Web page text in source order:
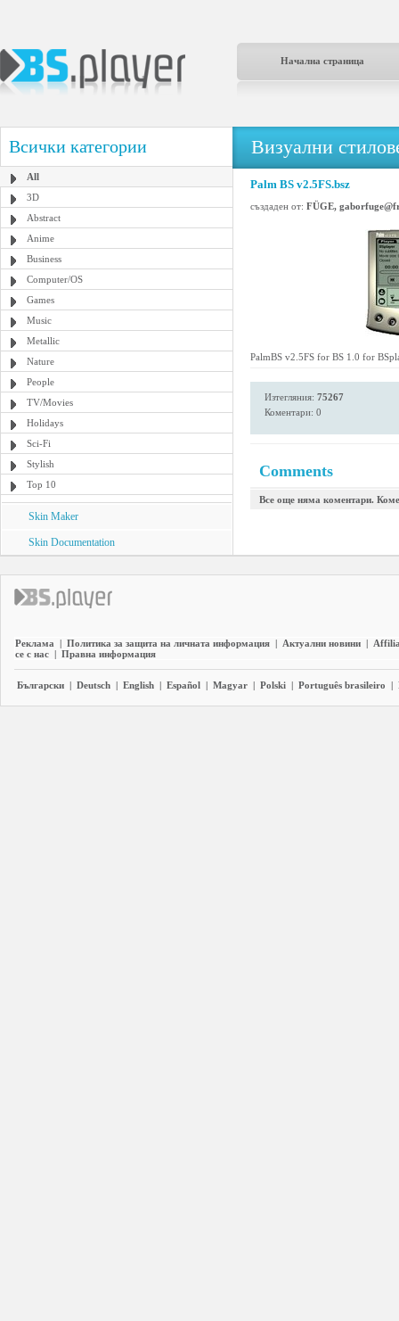
Начална страница
Всички категории
All
3D
Abstract
Anime
Business
Computer/OS
Games
Music
Metallic
Nature
People
TV/Movies
Holidays
Sci-Fi
Stylish
Top 10
Skin Maker
Skin Documentation
Визуални
Palm BS v2.5FS.bsz
създаден от: FÜGE,
PalmBS v2.5FS for BS 1.0 for
Изтегляния: 75267
Коментари: 0
Comments
Все още няма коментари.
Реклама | Политика за защита на личната информация | Актуални новини |
се с нас | Правна информация
Български | Deutsch | English | Español | Magyar | Polski | Português brasileiro |